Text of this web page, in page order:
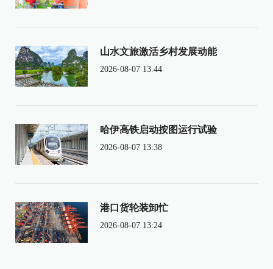
山水文旅激活乡村发展动能
2026-08-07 13:44
哈伊高铁启动按图运行试验
2026-08-07 13:38
港口货轮装卸忙
2026-08-07 13:24